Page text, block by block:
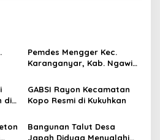
Pemdes Mengger Kec.
Karanganyar, Kab. Ngawi
Pembangunan Talud
Penahan Tanah (TPT)
di
GABSI Rayon Kecamatan
Kopo Resmi di Kukuhkan
Bangunan Talut Desa
Japah Diduga Menyalahi